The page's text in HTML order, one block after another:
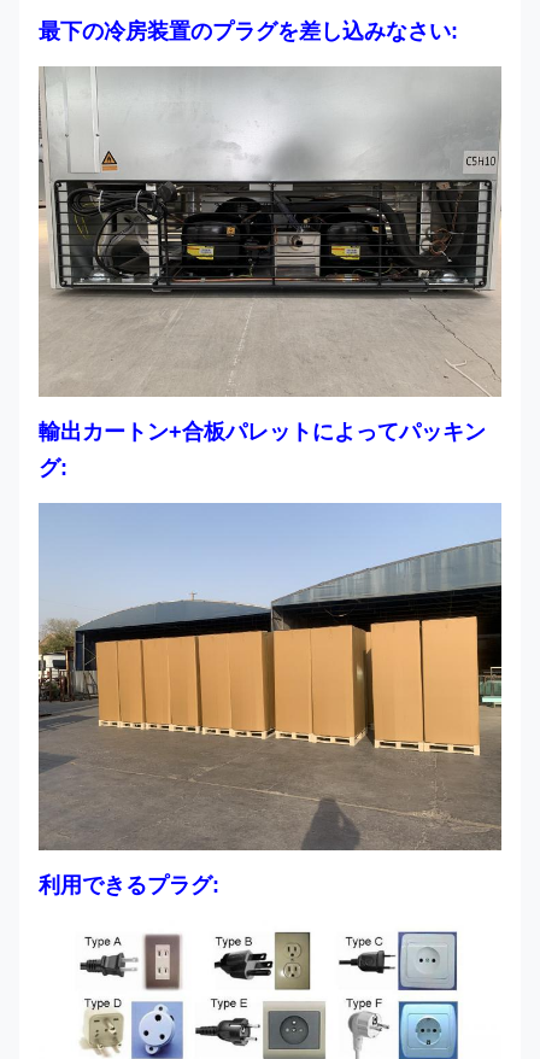
最下の冷房装置のプラグを差し込みなさい:
輸出カートン+合板パレットによってパッキン
グ:
利用できるプラグ: